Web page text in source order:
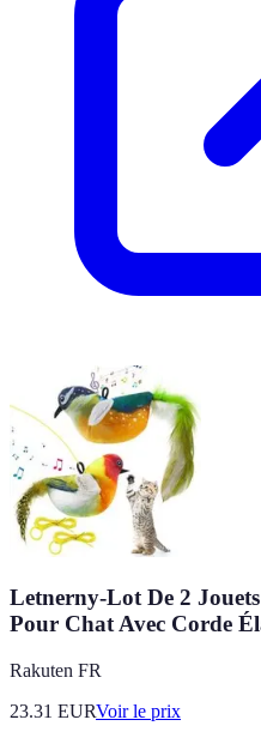
Letnerny-Lot De 2
Pour Chat Avec Corde
Rakuten FR
23.31 EURVoir le prix